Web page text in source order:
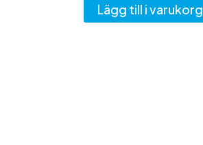
Lägg till i varukorg